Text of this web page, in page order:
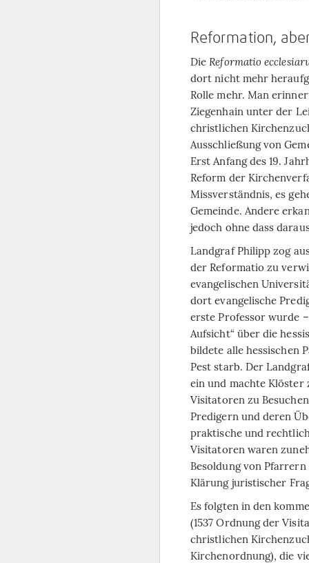
Reformation,
DieReformatio
dort nicht mehr
Rolle mehr. Man
Ziegenhain unter der
christlichen
Ausschließung von
Erst Anfang des 19.
Reform der
Missverständnis, es
Gemeinde. Andere
jedoch ohne dass
Landgraf Philipp zog
derReformatio zu
evangelischen
dort evangelische
erste Professor wurde
Aufsicht“ über die
bildete alle hessischen
Pest starb. Der
ein und machte Klöster
Visitatoren zu
Predigern und deren
praktische und
Visitatoren waren
Besoldung von
Klärung juristischer
Es folgten in den
(1537 Ordnung der
christlichen
Kirchenordnung), die